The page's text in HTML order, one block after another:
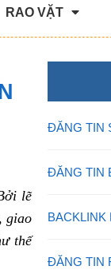
RAO VẶT
lẽ
giao
thế
ĐĂNG TIN
ĐĂNG TIN
BACKLINK
ĐĂNG TIN